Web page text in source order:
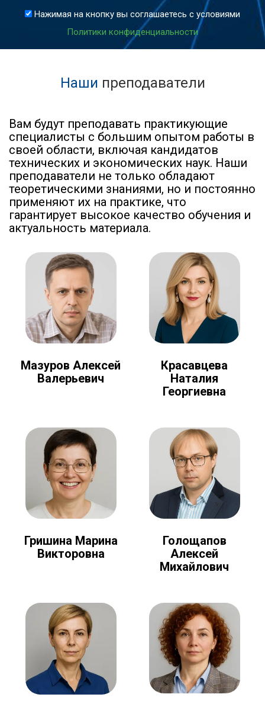
Нажимая на кнопку вы соглашаетесь с условиями
Политики конфиденциальности
Наши преподаватели
Вам будут преподавать практикующие
специалисты с большим опытом работы в
своей области, включая кандидатов
технических и экономических наук. Наши
преподаватели не только обладают
теоретическими знаниями, но и постоянно
применяют их на практике, что
гарантирует высокое качество обучения и
актуальность материала.
Мазуров Алексей
Валерьевич
Красавцева
Наталия
Георгиевна
Гришина Марина
Викторовна
Голощапов
Алексей
Михайлович